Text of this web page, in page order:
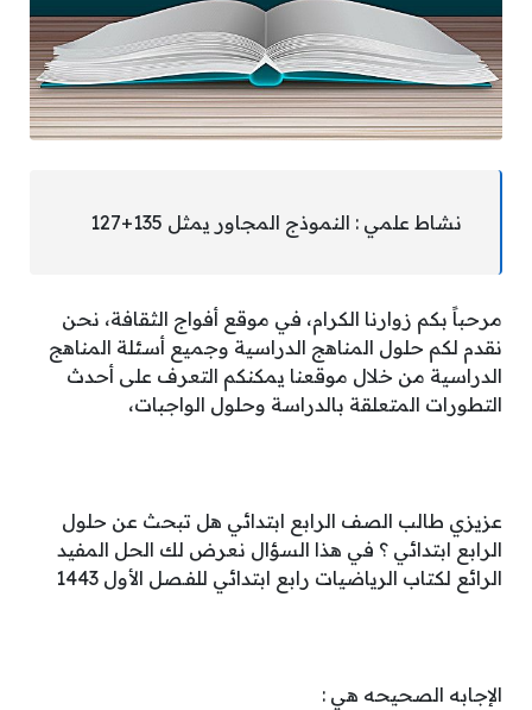
نشاط علمي : النموذج المجاور يمثل 135+127
مرحباً بكم زوارنا الكرام، في موقع أفواج الثقافة، نحن
نقدم لكم حلول المناهج الدراسية وجميع أسئلة المناهج
الدراسية من خلال موقعنا يمكنكم التعرف على أحدث
التطورات المتعلقة بالدراسة وحلول الواجبات،
عزيزي طالب الصف الرابع ابتدائي هل تبحث عن حلول
الرابع ابتدائي ؟ في هذا السؤال نعرض لك الحل المفيد
الرائع لكتاب الرياضيات رابع ابتدائي للفـصل الأول 1443
الإجابه الصحيحه هي :